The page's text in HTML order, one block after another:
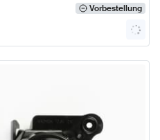
Vorbestellung